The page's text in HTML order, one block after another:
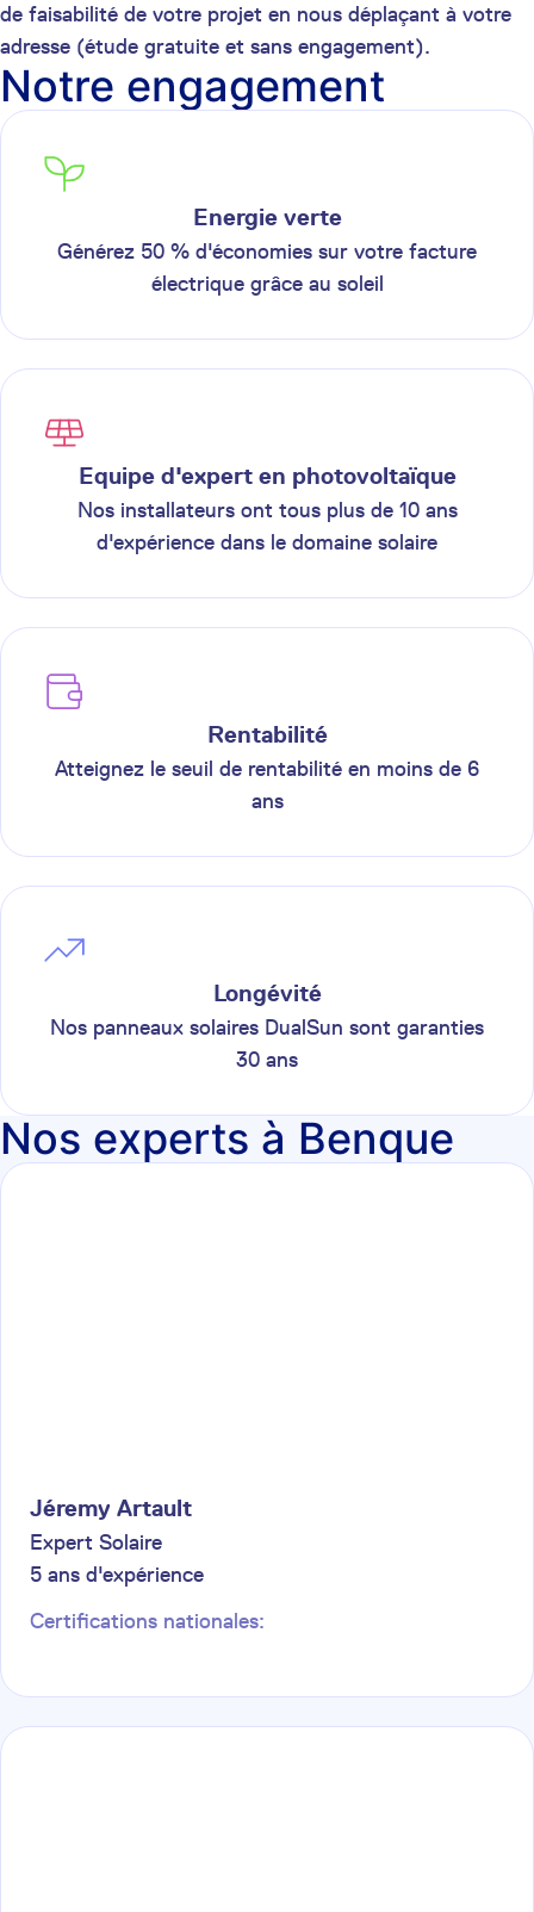
de faisabilité de votre projet en nous déplaçant à votre
adresse (étude gratuite et sans engagement).
Notre engagement
Energie verte
Générez 50 % d'économies sur votre facture
électrique grâce au soleil
Equipe d'expert en photovoltaïque
Nos installateurs ont tous plus de 10 ans
d'expérience dans le domaine solaire
Rentabilité
Atteignez le seuil de rentabilité en moins de 6
ans
Longévité
Nos panneaux solaires DualSun sont garanties
30 ans
Nos experts à Benque
Jéremy Artault
Expert Solaire
5 ans d'expérience
Certifications nationales: